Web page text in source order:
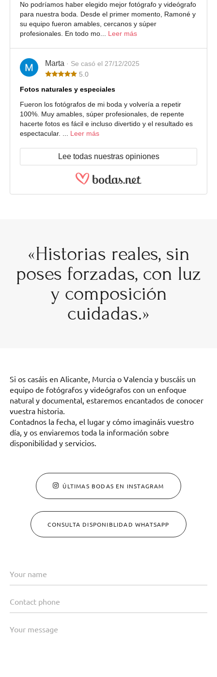
No podríamos haber elegido mejor fotógrafo y videógrafo
para nuestra boda. Desde el primer momento, Ramoné y
su equipo fueron amables, cercanos y súper
profesionales. En todo mo... Leer más
Marta · Se casó el 27/12/2025
5.0
Fotos naturales y especiales
Fueron los fotógrafos de mi boda y volvería a repetir
100%. Muy amables, súper profesionales, de repente
hacerte fotos es fácil e incluso divertido y el resultado es
espectacular. ... Leer más
Lee todas nuestras opiniones
«Historias reales, sin
poses forzadas, con luz
y composición
cuidadas.»
Si os casáis en Alicante, Murcia o Valencia y buscáis un
equipo de fotógrafos y videógrafos con un enfoque
natural y documental, estaremos encantados de conocer
vuestra historia.
Contadnos la fecha, el lugar y cómo imagináis vuestro
día, y os enviaremos toda la información sobre
disponibilidad y servicios.
ÚLTIMAS BODAS EN INSTAGRAM
CONSULTA DISPONIBLIDAD WHATSAPP